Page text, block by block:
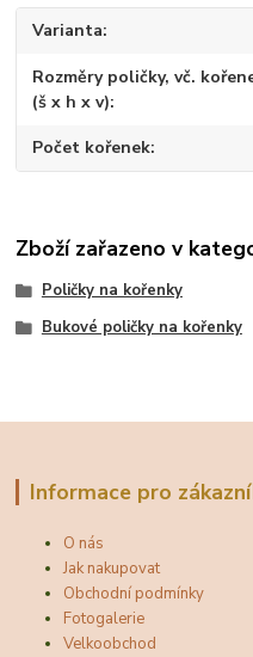
Varianta
Rozměry poličky, vč.
(š x h x v)
Počet kořenek
Zboží zařazeno v
Poličky na kořenky
Bukové poličky na kořenky
Informace pro
O nás
Jak nakupovat
Obchodní podmínky
Fotogalerie
Velkoobchod